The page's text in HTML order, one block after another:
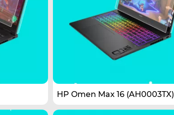
HP Omen Max 16 (AH0003TX)